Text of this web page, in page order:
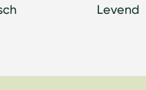
Levend